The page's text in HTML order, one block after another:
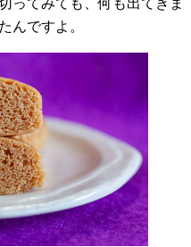
んですよ。